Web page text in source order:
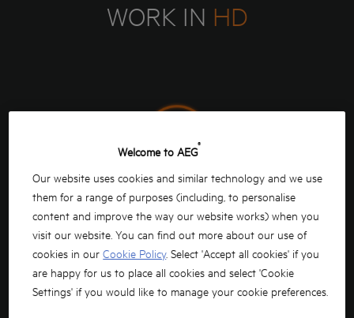
WORK IN HD
MEER KRACHT
High demand toepassingen eisen kwalitatieve
powertools. Ontworpen om de piekkracht te
ontketenen in combinatie met HD-ready
Welcome to AEG®
Our website uses cookies and similar technology and we use
them for a range of purposes (including, to personalise
content and improve the way our website works) when you
visit our website. You can find out more about our use of
cookies in ourCookie Policy. Select 'Accept all cookies' if you
are happy for us to place all cookies and select 'Cookie
Settings' if you would like to manage your cookie preferences.